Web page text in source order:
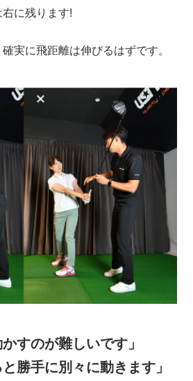
に残ります!
実に飛距離は伸びるはずです。
すのが難しいです」
勝手に別々に動きます」